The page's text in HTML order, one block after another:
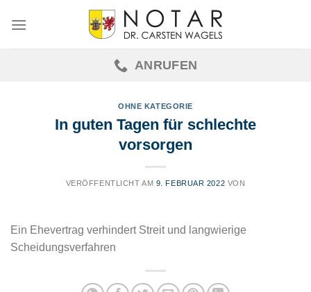
ANRUFEN
OHNE KATEGORIE
In guten Tagen für schlechte
vorsorgen
VERÖFFENTLICHT AM 9. FEBRUAR 2022 VON
Ein Ehevertrag verhindert Streit und langwierige
Scheidungsverfahren